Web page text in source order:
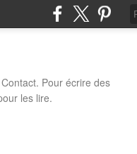
Pour écrire des
les lire.